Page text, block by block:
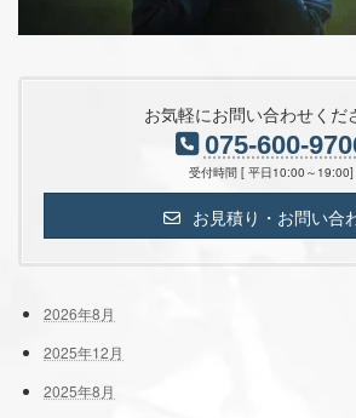
お気軽にお問い合わせくだ
075-600-
受付時間 [ 平日10:00～19:00]
お見積り・お問い合
2026年8月
2025年12月
2025年8月